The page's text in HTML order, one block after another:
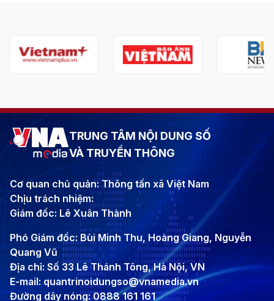
TRUNG TÂM NỘI DUNG SỐ
VÀ TRUYỀN THÔNG
Cơ quan chủ quản: Thông tấn xã Việt Nam
Chịu trách nhiệm:
Giám đốc: Lê Xuân Thành
Phó Giám đốc: Bùi Minh Thu, Hoàng Giang, Nguyễn
Quang Vũ
Địa chỉ: Số 33 Lê Thánh Tông, Hà Nội, VN
E-mail: quantrinoidungso@vnamedia.vn
Đường dây nóng: 0888 161 161